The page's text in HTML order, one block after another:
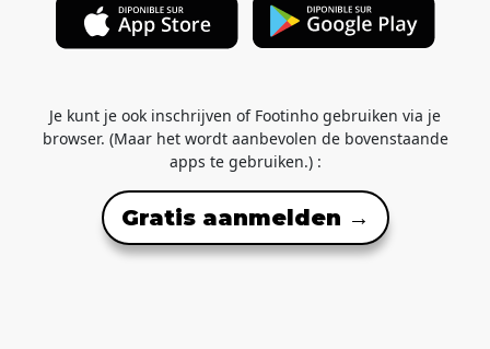
Je kunt je ook inschrijven of Footinho gebruiken via je
browser. (Maar het wordt aanbevolen de bovenstaande
apps te gebruiken.) :
Gratis aanmelden →